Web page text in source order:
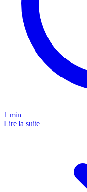
1 min
Lire la suite